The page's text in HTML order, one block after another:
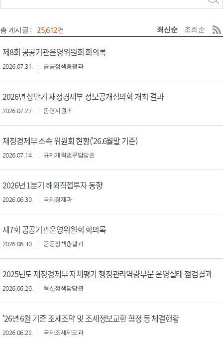
총 게시글 : 25,612건 최신순 조회순
제8회 공공기관운영위원회 회의록
2026.07.31. 공공정책총괄과
2026년 상반기 재정경제부 정보공개심의회 개최 결과
2026.07.27. 운영지원과
재정경제부 소속 위원회 현황('26.6월말 기준)
2026.07.14. 규제개혁법무담당관
2026년 1분기 해외직접투자 동향
2026.06.30. 국제경제과
제7회 공공기관운영위원회 회의록
2026.06.30. 공공정책총괄과
2025년도 재정경제부 자체평가 행정관리역량부문 운영실태 점검결과
2026.06.26. 혁신정책담당관
'26년 6월 기준 조세조약 및 조세정보교환 협정 등 체결현황
2026.06.22. 국제조세제도과